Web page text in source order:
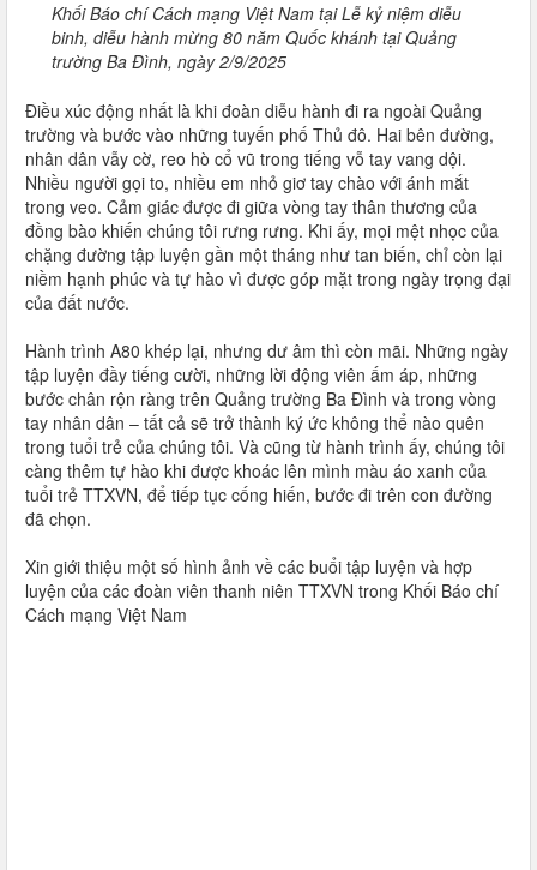
Khối Báo chí Cách mạng Việt Nam tại Lễ kỷ niệm diễu
binh, diễu hành mừng 80 năm Quốc khánh tại Quảng
trường Ba Đình, ngày 2/9/2025
Điều xúc động nhất là khi đoàn diễu hành đi ra ngoài Quảng
trường và bước vào những tuyến phố Thủ đô. Hai bên đường,
nhân dân vẫy cờ, reo hò cổ vũ trong tiếng vỗ tay vang dội.
Nhiều người gọi to, nhiều em nhỏ giơ tay chào với ánh mắt
trong veo. Cảm giác được đi giữa vòng tay thân thương của
đồng bào khiến chúng tôi rưng rưng. Khi ấy, mọi mệt nhọc của
chặng đường tập luyện gần một tháng như tan biến, chỉ còn lại
niềm hạnh phúc và tự hào vì được góp mặt trong ngày trọng đại
của đất nước.
Hành trình A80 khép lại, nhưng dư âm thì còn mãi. Những ngày
tập luyện đầy tiếng cười, những lời động viên ấm áp, những
bước chân rộn ràng trên Quảng trường Ba Đình và trong vòng
tay nhân dân – tất cả sẽ trở thành ký ức không thể nào quên
trong tuổi trẻ của chúng tôi. Và cũng từ hành trình ấy, chúng tôi
càng thêm tự hào khi được khoác lên mình màu áo xanh của
tuổi trẻ TTXVN, để tiếp tục cống hiến, bước đi trên con đường
đã chọn.
Xin giới thiệu một số hình ảnh về các buổi tập luyện và hợp
luyện của các đoàn viên thanh niên TTXVN trong Khối Báo chí
Cách mạng Việt Nam